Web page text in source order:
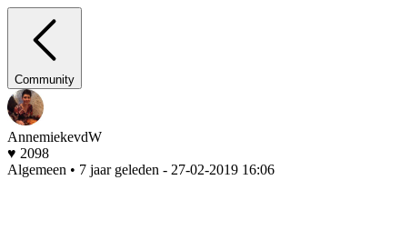
Community
AnnemiekevdW
♥ 2098
Algemeen • 7 jaar geleden - 27-02-2019 16:06